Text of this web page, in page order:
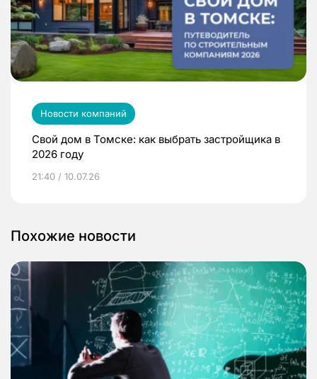
Новости компаний
Свой дом в Томске: как выбрать застройщика в
2026 году
21:40 / 10.07.26
Похожие новости